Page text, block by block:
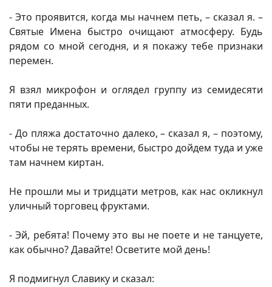
- Это проявится, когда мы начнем петь, – сказал я. –
Святые Имена быстро очищают атмосферу. Будь
рядом со мной сегодня, и я покажу тебе признаки
перемен.
Я взял микрофон и оглядел группу из семидесяти
пяти преданных.
- До пляжа достаточно далеко, – сказал я, – поэтому,
чтобы не терять времени, быстро дойдем туда и уже
там начнем киртан.
Не прошли мы и тридцати метров, как нас окликнул
уличный торговец фруктами.
- Эй, ребята! Почему это вы не поете и не танцуете,
как обычно? Давайте! Осветите мой день!
Я подмигнул Славику и сказал: